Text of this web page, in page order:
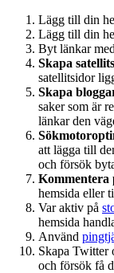
Lägg till din
Lägg till din
Byt länkar
Skapa
satellitsidor
Skapa
saker som är
länkar den
att lägga till
och försök
Kommentera
hemsida eller
Var aktiv på
hemsida
Använd
Skapa Twitter
och försök få